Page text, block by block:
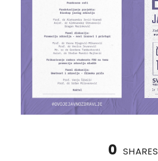
0 SHARES